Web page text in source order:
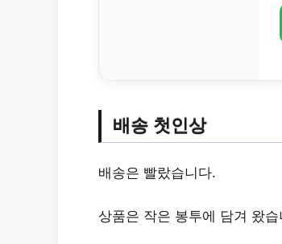
배송 첫인상
배송은 빨랐습니다.
상품은 작은 봉투에 담겨 왔습